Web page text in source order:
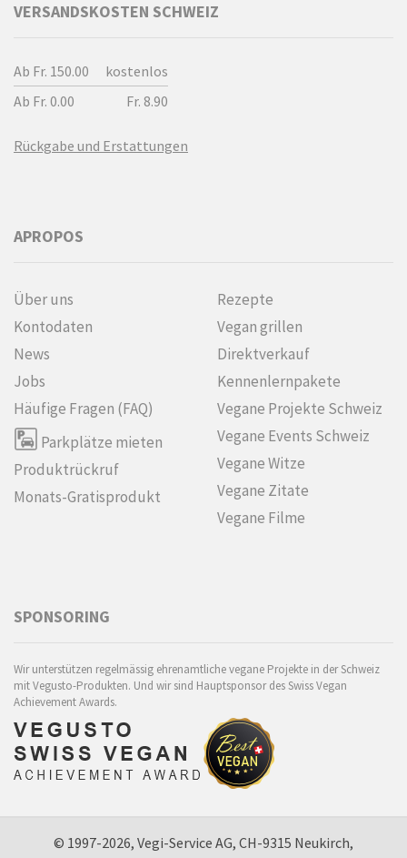
VERSANDSKOSTEN SCHWEIZ
Ab Fr. 150.00
kostenlos
Ab Fr. 0.00
Fr. 8.90
Rückgabe und Erstattungen
APROPOS
Über uns
Kontodaten
News
Jobs
Häufige Fragen (FAQ)
Parkplätze mieten
Produktrückruf
Monats-Gratisprodukt
Rezepte
Vegan grillen
Direktverkauf
Kennenlern­pakete
Vegane Projekte Schweiz
Vegane Events Schweiz
Vegane Witze
Vegane Zitate
Vegane Filme
SPONSORING
Wir unterstützen regelmässig ehrenamtliche vegane Projekte in der Schweiz
mit Vegusto-Produkten. Und wir sind Hauptsponsor des Swiss Vegan
Achievement Awards.
© 1997-2026, Vegi-Service AG, CH-9315 Neukirch,